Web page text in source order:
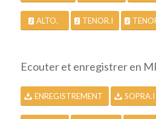
ALTO. TENOR.I
Ecouter et enregistrer en
ENREGISTREMENT SOPRA.I